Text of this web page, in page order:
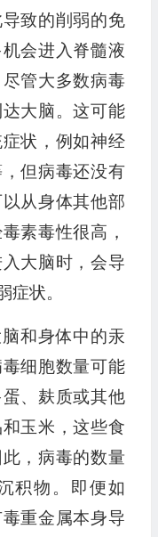
致的削弱的免
会进入脊髓液
管大多数病毒
大脑。这可能
状，例如神经
但病毒还没有
从身体其他部
素毒性很高，
大脑时，会导
症状。
和身体中的汞
细胞数量可能
、麸质或其他
玉米，这些食
，病毒的数量
积物。即便如
重金属本身导